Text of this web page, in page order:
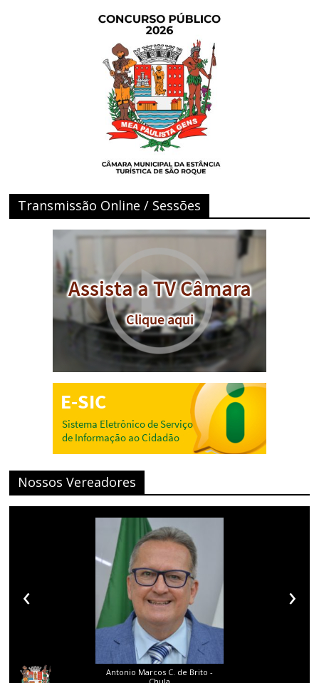
Transmissão Online / Sessões
Nossos Vereadores
Antonio Marcos C. de Brito -
‹ ›